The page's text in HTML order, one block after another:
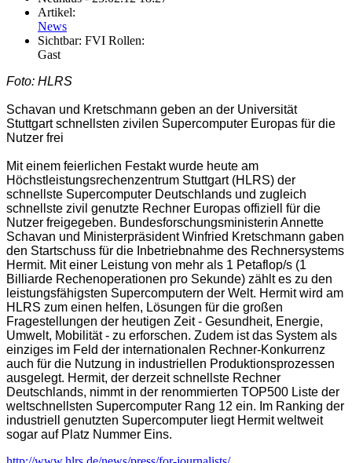
Artikel:
News
Sichtbar: FVI Rollen:
Gast
Foto: HLRS
Schavan und Kretschmann geben an der Universität
Stuttgart schnellsten zivilen Supercomputer Europas für die
Nutzer frei
Mit einem feierlichen Festakt wurde heute am
Höchstleistungsrechenzentrum Stuttgart (HLRS) der
schnellste Supercomputer Deutschlands und zugleich
schnellste zivil genutzte Rechner Europas offiziell für die
Nutzer freigegeben. Bundesforschungsministerin Annette
Schavan und Ministerpräsident Winfried Kretschmann gaben
den Startschuss für die Inbetriebnahme des Rechnersystems
Hermit. Mit einer Leistung von mehr als 1 Petaflop/s (1
Billiarde Rechenoperationen pro Sekunde) zählt es zu den
leistungsfähigsten Supercomputern der Welt. Hermit wird am
HLRS zum einen helfen, Lösungen für die großen
Fragestellungen der heutigen Zeit - Gesundheit, Energie,
Umwelt, Mobilität - zu erforschen. Zudem ist das System als
einziges im Feld der internationalen Rechner-Konkurrenz
auch für die Nutzung in industriellen Produktionsprozessen
ausgelegt. Hermit, der derzeit schnellste Rechner
Deutschlands, nimmt in der renommierten TOP500 Liste der
weltschnellsten Supercomputer Rang 12 ein. Im Ranking der
industriell genutzten Supercomputer liegt Hermit weltweit
sogar auf Platz Nummer Eins.